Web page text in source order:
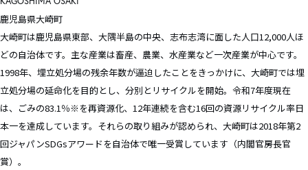
鹿児島県大崎町
大崎町は鹿児島県東部、大隅半島の中央、志布志湾に面した人口12,000人ほ
どの自治体です。主な産業は畜産、農業、水産業など一次産業が中心です。
1998年、埋立処分場の残余年数が逼迫したことをきっかけに、大崎町では埋
立処分場の延命化を目的とし、分別とリサイクルを開始。令和7年度現在
は、ごみの83.1％※を再資源化、12年連続を含む16回の資源リサイクル率日
本一を達成しています。それらの取り組みが認められ、大崎町は2018年第2
回ジャパンSDGsアワードを自治体で唯一受賞しています（内閣官房長官
賞）。